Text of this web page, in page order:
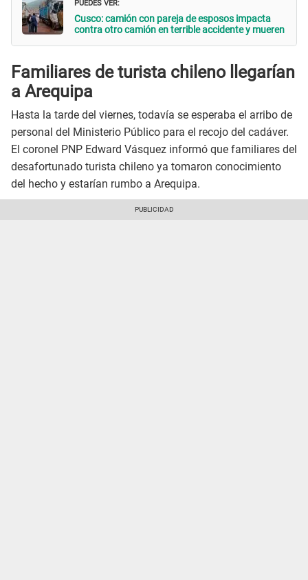
Cusco: camión con pareja de esposos impacta
contra otro camión en terrible accidente y mueren
Familiares de turista chileno llegarían
a Arequipa
Hasta la tarde del viernes, todavía se esperaba el arribo de
personal del Ministerio Público para el recojo del cadáver.
El coronel PNP Edward Vásquez informó que familiares del
desafortunado turista chileno ya tomaron conocimiento
del hecho y estarían rumbo a Arequipa.